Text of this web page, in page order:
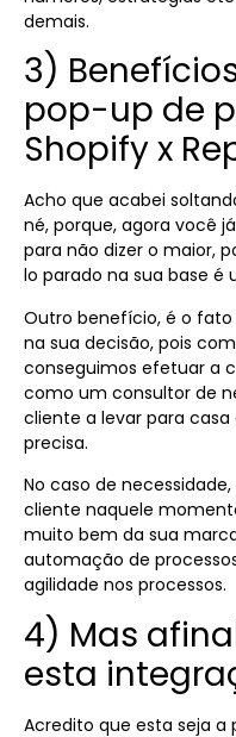
demais.
3)
pop-up de
Shopify x
Acho que acabei
né, porque, agora você
para não dizer o maior,
lo parado na sua base é
Outro benefício, é o
na sua decisão, pois
conseguimos efetuar a
como um consultor de
cliente a levar para
precisa.
No caso de
cliente naquele
muito bem da sua
automação de
agilidade nos processos.
4) Mas
esta
Acredito que esta seja